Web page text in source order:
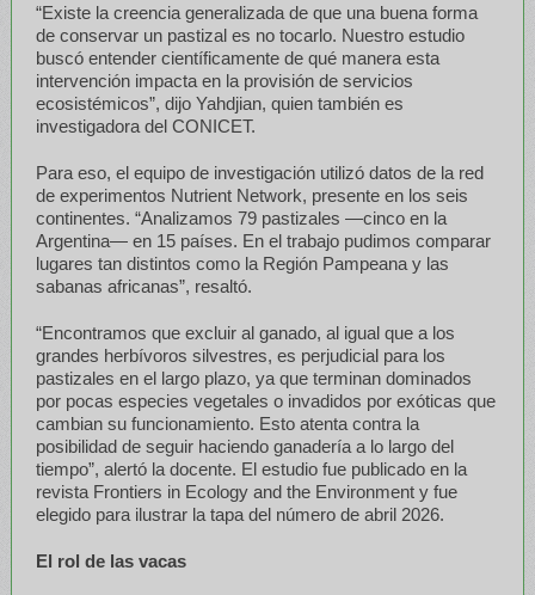
“Existe la creencia generalizada de que una buena forma
de conservar un pastizal es no tocarlo. Nuestro estudio
buscó entender científicamente de qué manera esta
intervención impacta en la provisión de servicios
ecosistémicos”, dijo Yahdjian, quien también es
investigadora del CONICET.
Para eso, el equipo de investigación utilizó datos de la red
de experimentos Nutrient Network, presente en los seis
continentes. “Analizamos 79 pastizales —cinco en la
Argentina— en 15 países. En el trabajo pudimos comparar
lugares tan distintos como la Región Pampeana y las
sabanas africanas”, resaltó.
“Encontramos que excluir al ganado, al igual que a los
grandes herbívoros silvestres, es perjudicial para los
pastizales en el largo plazo, ya que terminan dominados
por pocas especies vegetales o invadidos por exóticas que
cambian su funcionamiento. Esto atenta contra la
posibilidad de seguir haciendo ganadería a lo largo del
tiempo”, alertó la docente. El estudio fue publicado en la
revista Frontiers in Ecology and the Environment y fue
elegido para ilustrar la tapa del número de abril 2026.
El rol de las vacas